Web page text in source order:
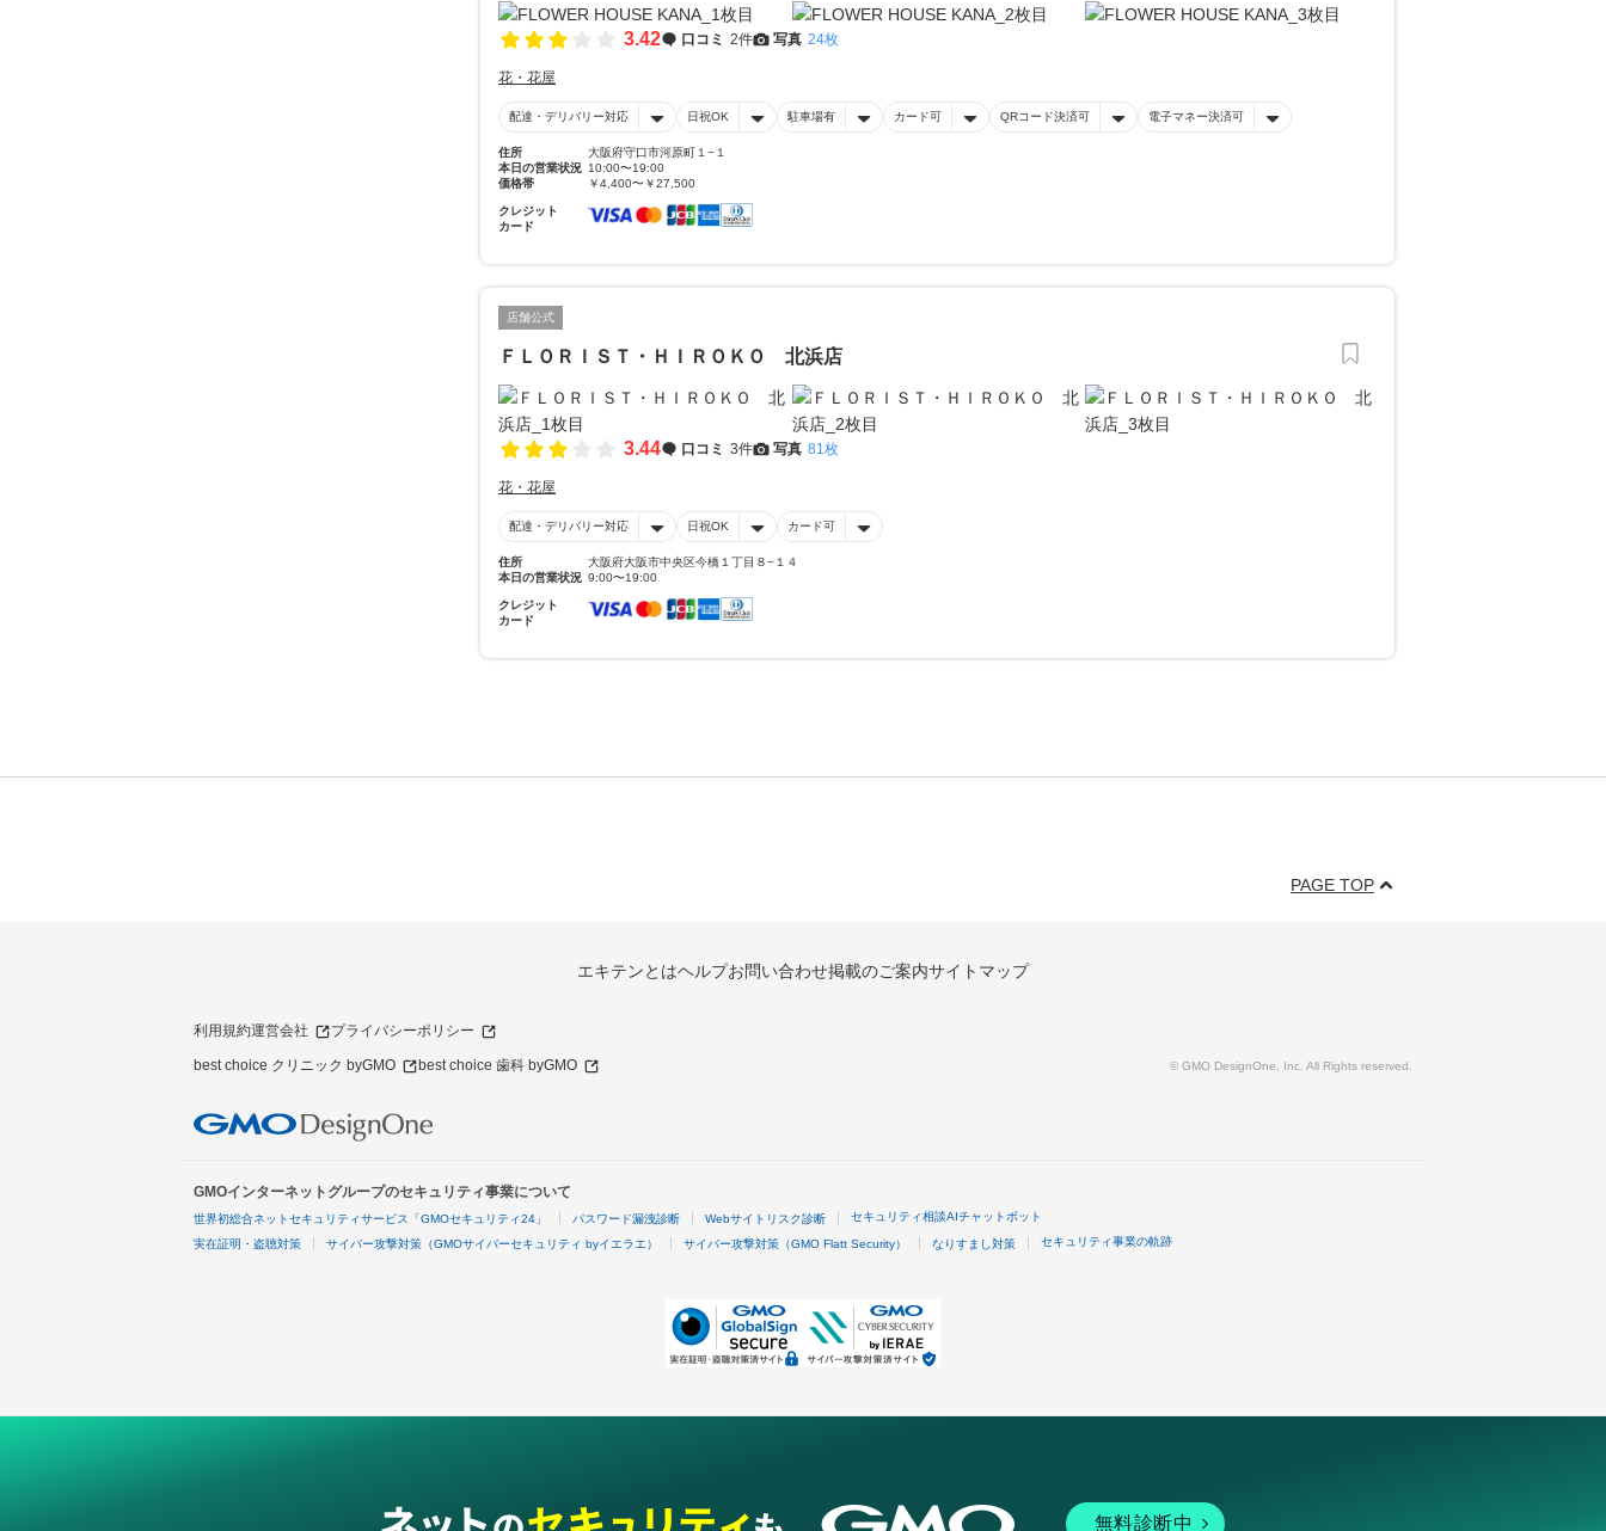
3.42 口コミ 2件 写真 24枚
花・花屋
配達・デリバリー対応 日祝OK 駐車場有 カード可 QRコード決済可 電子マネー決済可
住所
大阪府守口市河原町１−１
本日の営業状況 10:00〜19:00
価格帯
￥4,400〜￥27,500
クレジット
カード
店舗公式
ＦＬＯＲＩＳＴ・ＨＩＲＯＫＯ 北浜店
3.44 口コミ 3件 写真 81枚
花・花屋
配達・デリバリー対応 日祝OK カード可
住所
大阪府大阪市中央区今橋１丁目８−１４
本日の営業状況 9:00〜19:00
クレジット
カード
PAGE TOP
エキテンとはヘルプお問い合わせ掲載のご案内サイトマップ
利用規約運営会社 プライバシーポリシー
best choice クリニック byGMO best choice 歯科 byGMO © GMO DesignOne, Inc. All Rights reserved.
GMOインターネットグループのセキュリティ事業について
世界初総合ネットセキュリティサービス「GMOセキュリティ24」 パスワード漏洩診断 Webサイトリスク診断 セキュリティ相談AIチャットボット
実在証明・盗聴対策 サイバー攻撃対策（GMOサイバーセキュリティ byイエラエ） サイバー攻撃対策（GMO Flatt Security） なりすまし対策 セキュリティ事業の軌跡
無料診断中